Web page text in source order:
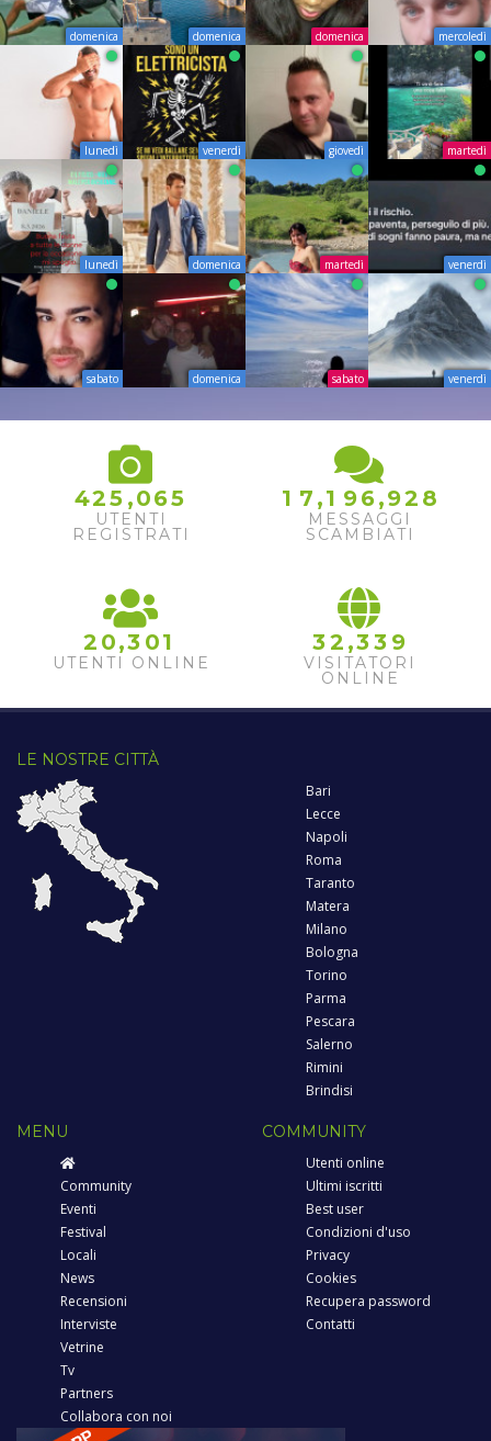
domenica domenica domenica mercoledì
lunedì venerdì giovedì martedì
lunedì domenica martedì venerdì
sabato domenica sabato venerdì
425 ,065
UTENTI
REGISTRATI
1 7 ,1 96,92 8
MESSAGGI
SCAMBIATI
2 0,3 01
UTENTI ONLINE
32 ,33 9
VISITATORI
ONLINE
LE NOSTRE CITTÀ
Bari
Lecce
Napoli
Roma
Taranto
Matera
Milano
Bologna
Torino
Parma
Pescara
Salerno
Rimini
Brindisi
MENU
Community
Eventi
Festival
Locali
News
Recensioni
Interviste
Vetrine
Tv
Partners
Collabora con noi
COMMUNITY
Utenti online
Ultimi iscritti
Best user
Condizioni d'uso
Privacy
Cookies
Recupera password
Contatti